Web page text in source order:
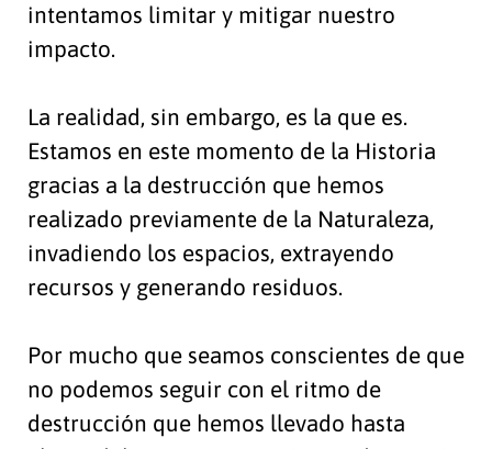
intentamos limitar y mitigar nuestro
impacto.
La realidad, sin embargo, es la que es.
Estamos en este momento de la Historia
gracias a la destrucción que hemos
realizado previamente de la Naturaleza,
invadiendo los espacios, extrayendo
recursos y generando residuos.
Por mucho que seamos conscientes de que
no podemos seguir con el ritmo de
destrucción que hemos llevado hasta